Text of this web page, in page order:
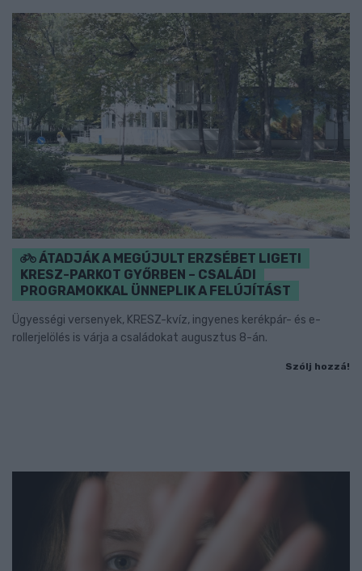
ÁTADJÁK A MEGÚJULT ERZSÉBET LIGETI
KRESZ-PARKOT GYŐRBEN – CSALÁDI
PROGRAMOKKAL ÜNNEPLIK A FELÚJÍTÁST
Ügyességi versenyek, KRESZ-kvíz, ingyenes kerékpár- és e-
rollerjelölés is várja a családokat augusztus 8-án.
Szólj hozzá!